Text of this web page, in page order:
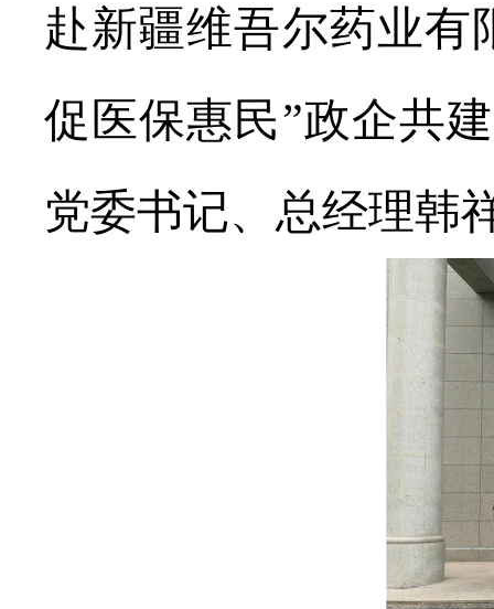
赴新疆维吾尔药业有
促医保惠民”政企共
党委书记、总经理韩